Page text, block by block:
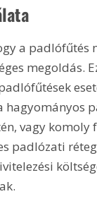
a padlófűtés
megoldás.
hagyományos
vagy komoly
padlózati